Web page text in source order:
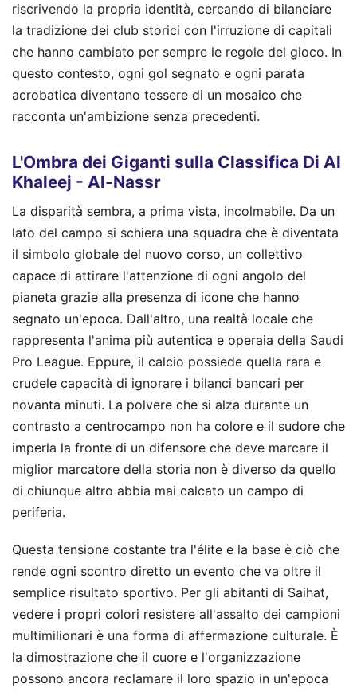
riscrivendo la propria identità, cercando di bilanciare
la tradizione dei club storici con l'irruzione di capitali
che hanno cambiato per sempre le regole del gioco. In
questo contesto, ogni gol segnato e ogni parata
acrobatica diventano tessere di un mosaico che
racconta un'ambizione senza precedenti.
L'Ombra dei Giganti sulla Classifica Di Al
Khaleej - Al-Nassr
La disparità sembra, a prima vista, incolmabile. Da un
lato del campo si schiera una squadra che è diventata
il simbolo globale del nuovo corso, un collettivo
capace di attirare l'attenzione di ogni angolo del
pianeta grazie alla presenza di icone che hanno
segnato un'epoca. Dall'altro, una realtà locale che
rappresenta l'anima più autentica e operaia della Saudi
Pro League. Eppure, il calcio possiede quella rara e
crudele capacità di ignorare i bilanci bancari per
novanta minuti. La polvere che si alza durante un
contrasto a centrocampo non ha colore e il sudore che
imperla la fronte di un difensore che deve marcare il
miglior marcatore della storia non è diverso da quello
di chiunque altro abbia mai calcato un campo di
periferia.
Questa tensione costante tra l'élite e la base è ciò che
rende ogni scontro diretto un evento che va oltre il
semplice risultato sportivo. Per gli abitanti di Saihat,
vedere i propri colori resistere all'assalto dei campioni
multimilionari è una forma di affermazione culturale. È
la dimostrazione che il cuore e l'organizzazione
possono ancora reclamare il loro spazio in un'epoca